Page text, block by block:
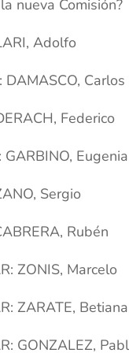
nueva Comisión?
Adolfo
DAMASCO, Carlos
Federico
GARBINO, Eugenia
Sergio
Rubén
ZONIS, Marcelo
ZARATE, Betiana
GONZALEZ,